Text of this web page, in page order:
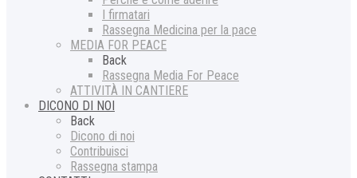
I firmatari
Rassegna Medicina per la pace
MEDIA FOR PEACE
Back
Rassegna Media For Peace
ATTIVITÀ IN CANTIERE
DICONO DI NOI
Back
Dicono di noi
Contribuisci
Rassegna stampa